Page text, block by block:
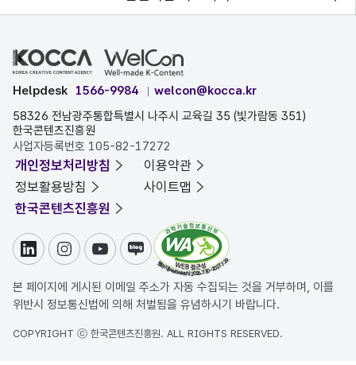
Helpdesk 1566-9984
welcon@kocca.kr
58326 전남광주통합특별시 나주시 교육길 35 (빛가람동 351)
한국콘텐츠진흥원
사업자등록번호 105-82-17272
개인정보처리방침
이용약관
정보활용방침
사이트맵
한국콘텐츠진흥원
링크드인인스타그램
유튜브블로그
본 페이지에 게시된 이메일 주소가 자동 수집되는 것을 거부하며, 이를
위반시 정보통신법에 의해 처벌됨을 유념하시기 바랍니다.
COPYRIGHT ⓒ 한국콘텐츠진흥원. ALL RIGHTS RESERVED.